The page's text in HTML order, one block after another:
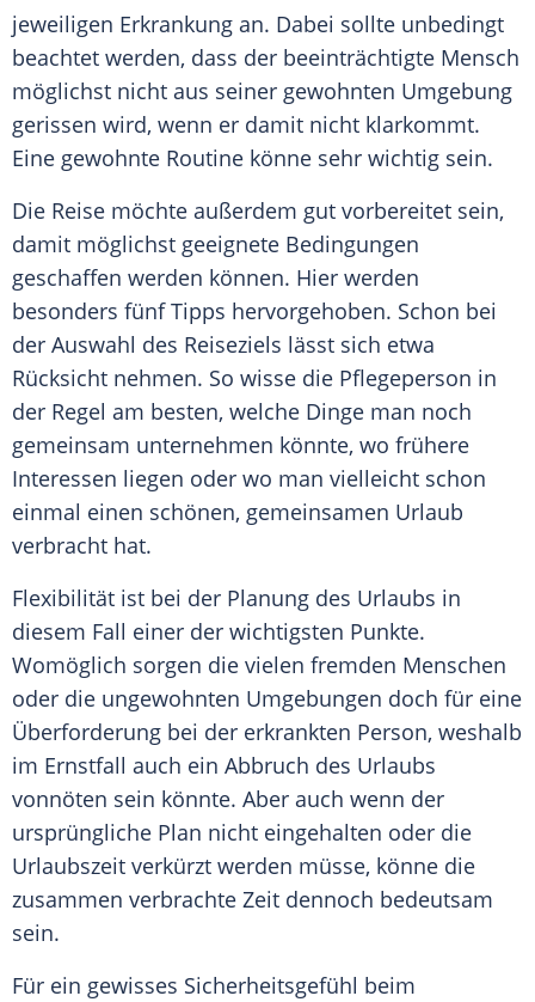
jeweiligen Erkrankung an. Dabei sollte unbedingt
beachtet werden, dass der beeinträchtigte Mensch
möglichst nicht aus seiner gewohnten Umgebung
gerissen wird, wenn er damit nicht klarkommt.
Eine gewohnte Routine könne sehr wichtig sein.
Die Reise möchte außerdem gut vorbereitet sein,
damit möglichst geeignete Bedingungen
geschaffen werden können. Hier werden
besonders fünf Tipps hervorgehoben. Schon bei
der Auswahl des Reiseziels lässt sich etwa
Rücksicht nehmen. So wisse die Pflegeperson in
der Regel am besten, welche Dinge man noch
gemeinsam unternehmen könnte, wo frühere
Interessen liegen oder wo man vielleicht schon
einmal einen schönen, gemeinsamen Urlaub
verbracht hat.
Flexibilität ist bei der Planung des Urlaubs in
diesem Fall einer der wichtigsten Punkte.
Womöglich sorgen die vielen fremden Menschen
oder die ungewohnten Umgebungen doch für eine
Überforderung bei der erkrankten Person, weshalb
im Ernstfall auch ein Abbruch des Urlaubs
vonnöten sein könnte. Aber auch wenn der
ursprüngliche Plan nicht eingehalten oder die
Urlaubszeit verkürzt werden müsse, könne die
zusammen verbrachte Zeit dennoch bedeutsam
sein.
Für ein gewisses Sicherheitsgefühl beim